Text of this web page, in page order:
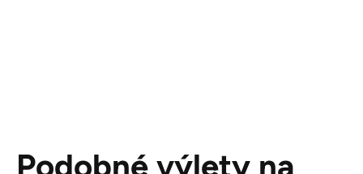
Podobné výlety na